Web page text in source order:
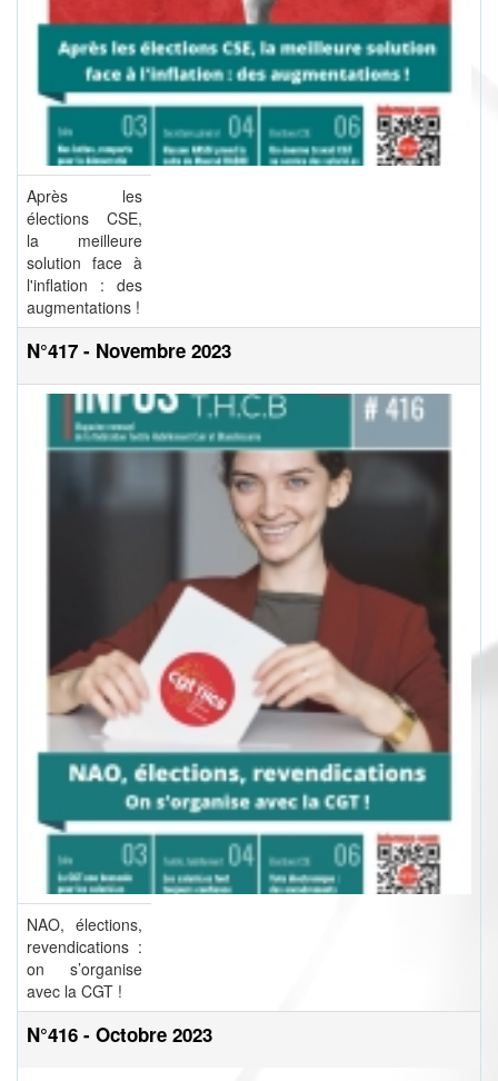
Après les
élections CSE,
la meilleure
solution face à
l'inflation : des
augmentations !
N°417 - Novembre 2023
NAO, élections,
revendications :
on s’organise
avec la CGT !
N°416 - Octobre 2023